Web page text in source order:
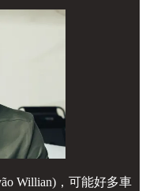
Willian)，可能好多車